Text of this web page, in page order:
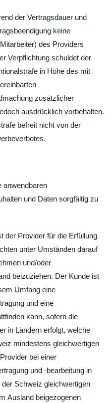
der Vertragsdauer und
keine
des Providers
Verpflichtung schuldet der
in Höhe des mit
zusätzlicher
ausdrücklich vorbehalten.
befreit nicht von der
anwendbaren
und Daten sorgfältig zu
der Provider für die Erfüllung
unter Umständen darauf
und/oder
beizuziehen. Der Kunde ist
Umfang eine
und eine
kann, sofern die
in Ländern erfolgt, welche
mindestens gleichwertigen
bei einer
und -bearbeitung in
Schweiz gleichwertigen
Ausland beigezogenen